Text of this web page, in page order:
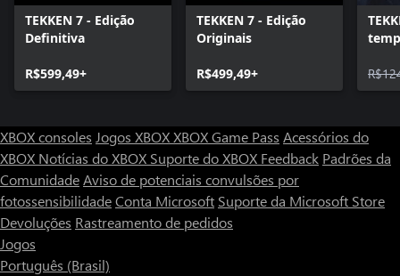
TEKKEN 7 - Edição
Definitiva
R$599,49+
TEKKEN 7 - Edição
Originais
R$499,49+
XBOX consoles Jogos XBOXXBOX Game Pass Acessórios do
XBOX Notícias do XBOX Suporte do XBOX Feedback Padrões da
ComunidadeAviso de potenciais convulsões por
fotossensibilidadeConta Microsoft Suporte da Microsoft Store
Devoluções Rastreamento de pedidos
Jogos
Português (Brasil)